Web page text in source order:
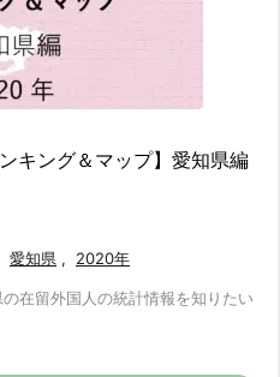
キング＆マップ】愛知県編
愛知県 , 2020年
在留外国人の統計情報を知りたい